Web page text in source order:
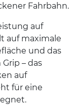
Fahrbahn.
auf
auf maximale
und das
– das
auf
für eine